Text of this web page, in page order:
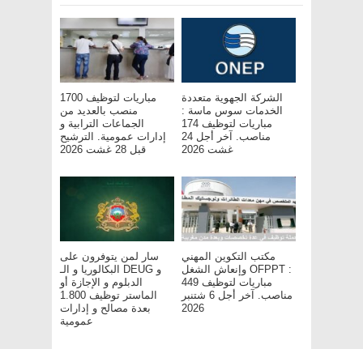
مباريات لتوظيف 1700
منصب بالعديد من
الجماعات الترابية و
إدارات عمومية. الترشيح
قبل 28 غشت 2026
الشركة الجهوية متعددة
الخدمات سوس ماسة :
مباريات لتوظيف 174
مناصب. آخر أجل 24
غشت 2026
سار لمن يتوفرون على
البكالوريا و الـ DEUG و
الدبلوم و الإجازة أو
الماستر توظيف 1.800
بعدة مصالح و إدارات
عمومية
مكتب التكوين المهني
وإنعاش الشغل OFPPT :
مباريات لتوظيف 449
مناصب. آخر أجل 6 شتنبر
2026